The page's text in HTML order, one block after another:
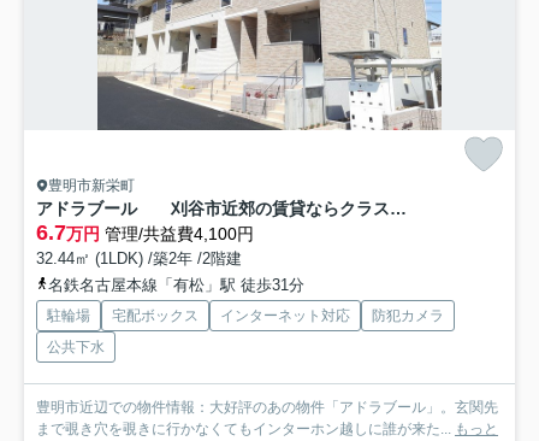
豊明市新栄町
アドラブール 刈谷市近郊の賃貸ならクラスホーム刈谷店
6.7万円 管理/共益費4,100円
32.44㎡ (1LDK) /築2年 /2階建
名鉄名古屋本線「有松」駅 徒歩31分
駐輪場 宅配ボックス インターネット対応
防犯カメラ
公共下水
豊明市近辺での物件情報：大好評のあの物件「アドラブール」。玄関先
まで覗き穴を覗きに行かなくてもインターホン越しに誰が来た... もっと